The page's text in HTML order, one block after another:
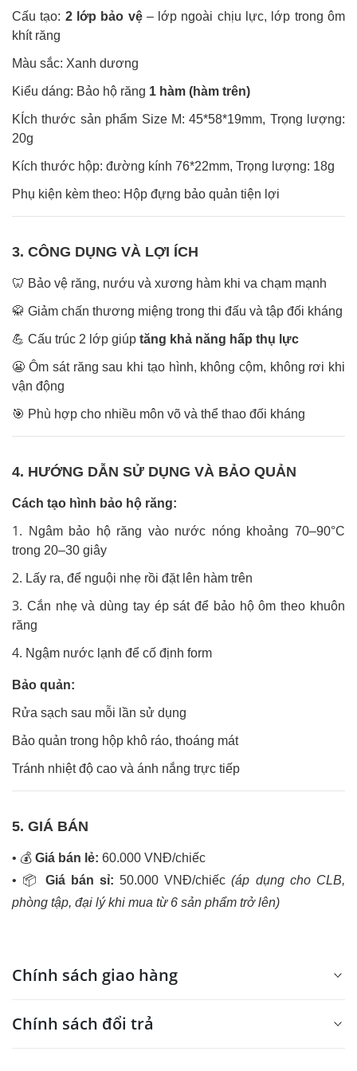
Cấu tạo: 2 lớp bảo vệ– lớp ngoài chịu lực, lớp trong ôm
khít răng
Màu sắc: Xanh dương
Kiểu dáng: Bảo hộ răng 1 hàm (hàm trên)
KÍch thước sản phẩm Size M: 45*58*19mm, Trọng lượng:
20g
Kích thước hộp: đường kính 76*22mm, Trọng lượng: 18g
Phụ kiện kèm theo: Hộp đựng bảo quản tiện lợi
3. CÔNG DỤNG VÀ LỢI ÍCH
🦷 Bảo vệ răng, nướu và xương hàm khi va chạm mạnh
🥋 Giảm chấn thương miệng trong thi đấu và tập đối kháng
💪 Cấu trúc 2 lớp giúp tăng khả năng hấp thụ lực
😬 Ôm sát răng sau khi tạo hình, không cộm, không rơi khi
vận động
🎯 Phù hợp cho nhiều môn võ và thể thao đối kháng
4. HƯỚNG DẪN SỬ DỤNG VÀ BẢO QUẢN
Cách tạo hình bảo hộ răng:
Ngâm bảo hộ răng vào nước nóng khoảng 70–90°C
trong 20–30 giây
Lấy ra, để nguội nhẹ rồi đặt lên hàm trên
Cắn nhẹ và dùng tay ép sát để bảo hộ ôm theo khuôn
răng
Ngậm nước lạnh để cố định form
Bảo quản:
Rửa sạch sau mỗi lần sử dụng
Bảo quản trong hộp khô ráo, thoáng mát
Tránh nhiệt độ cao và ánh nắng trực tiếp
5. GIÁ BÁN
• 💰 Giá bán lẻ: 60.000 VNĐ/chiếc
• 📦 Giá bán sỉ: 50.000 VNĐ/chiếc(áp dụng cho CLB,
phòng tập, đại lý khi mua từ 6 sản phẩm trở lên)
Chính sách giao hàng
Chính sách đổi trả